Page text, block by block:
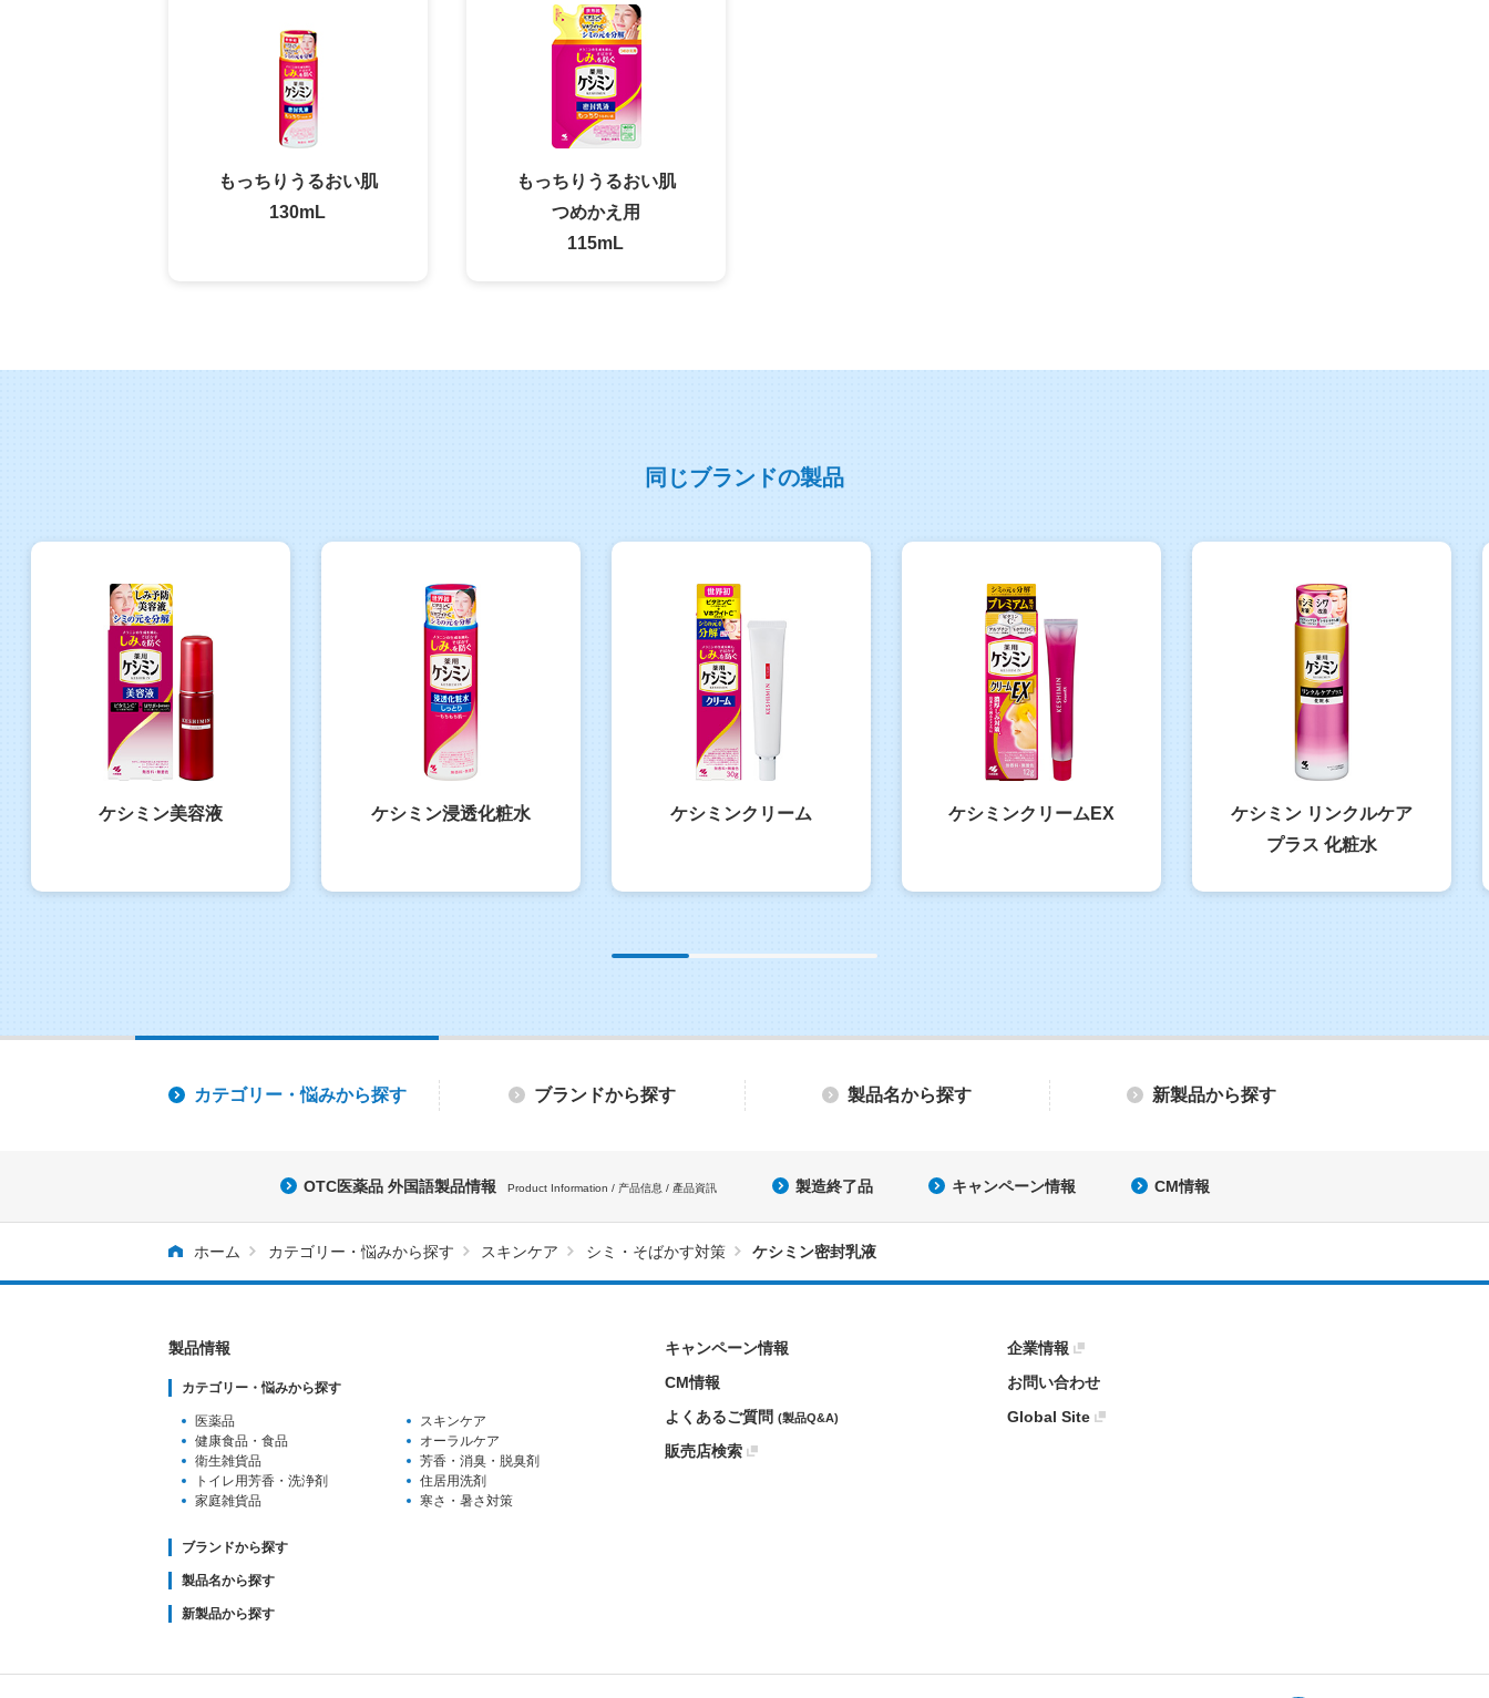
もっちりうるおい肌
130mL
もっちりうるおい肌
つめかえ用
115mL
同じブランドの製品
ケシミン美容液 ケシミン浸透化粧水 ケシミンクリーム ケシミンクリームEX
ケシミン リンクルケア
プラス 化粧水
カテゴリー・悩みから探す ブランドから探す 製品名から探す 新製品から探す
OTC医薬品 外国語製品情報 Product Information / 产品信息 / 產品資訊 製造終了品 キャンペーン情報 CM情報
ホーム カテゴリー・悩みから探す スキンケア シミ・そばかす対策 ケシミン密封乳液
製品情報
カテゴリー・悩みから探す
医薬品
スキンケア
健康食品・食品
オーラルケア
衛生雑貨品
芳香・消臭・脱臭剤
トイレ用芳香 ・洗浄剤
住居用洗剤
家庭雑貨品
寒さ・暑さ対策
ブランドから探す
製品名から探す
新製品から探す
キャンペーン情報
CM情報
よくあるご質問 (製品Q&A)
販売店検索
企業情報
お問い合わせ
Global Site